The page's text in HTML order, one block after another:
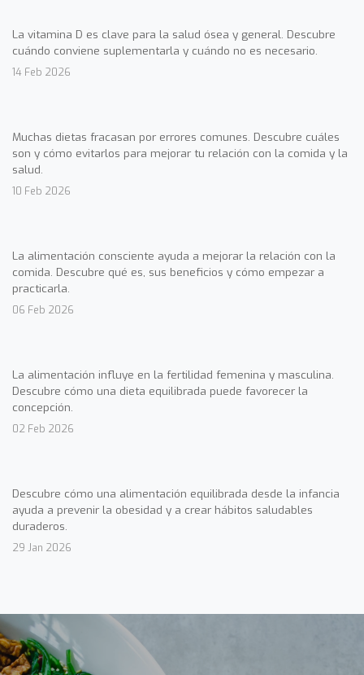
La vitamina D es clave para la salud ósea y general. Descubre
cuándo conviene suplementarla y cuándo no es necesario.
14 Feb 2026
Muchas dietas fracasan por errores comunes. Descubre cuáles
son y cómo evitarlos para mejorar tu relación con la comida y la
salud.
10 Feb 2026
La alimentación consciente ayuda a mejorar la relación con la
comida. Descubre qué es, sus beneficios y cómo empezar a
practicarla.
06 Feb 2026
La alimentación influye en la fertilidad femenina y masculina.
Descubre cómo una dieta equilibrada puede favorecer la
concepción.
02 Feb 2026
Descubre cómo una alimentación equilibrada desde la infancia
ayuda a prevenir la obesidad y a crear hábitos saludables
duraderos.
29 Jan 2026